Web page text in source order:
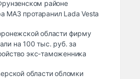
районе
МАЗ протаранил Lada Vesta
области фирму
на 100 тыс. руб. за
экс-таможенника
области обломки